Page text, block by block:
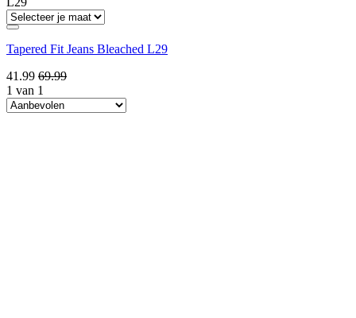
Tapered Fit Jeans Bleached L29
41.99 69.99
1 van 1